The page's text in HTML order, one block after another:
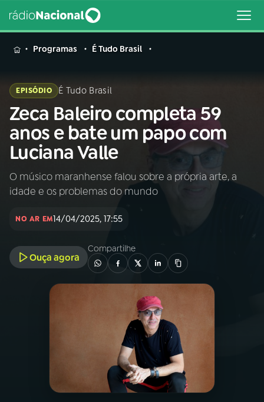
MENU
Buscar
na
Rádio
Nacional
Buscar
AO VIVO
INÍCIO
A RÁDIO
PROGRAMAÇÃO
Programas É Tudo Brasil
EPISÓDIO É Tudo Brasil
Zeca Baleiro completa 59
anos e bate um papo com
Luciana Valle
O músico maranhense falou sobre a própria arte, a
idade e os problemas do mundo
NO AR EM14/04/2025, 17:55
Ouça agora
Compartilhe